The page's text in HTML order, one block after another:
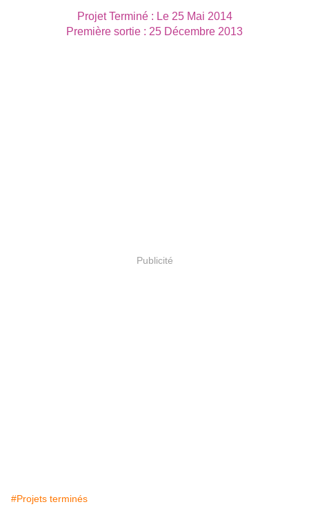
Projet Terminé : Le 25 Mai 2014
Première sortie : 25 Décembre 2013
Publicité
#Projets terminés